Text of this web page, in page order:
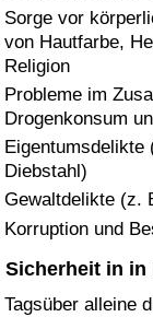
Sorge vor
von Hautfarbe,
Religion
Probleme im
Drogenkonsum
Eigentumsdelikte
Diebstahl)
Gewaltdelikte (z.
Korruption und
Sicherheit in in
Tagsüber alleine
Verkehr